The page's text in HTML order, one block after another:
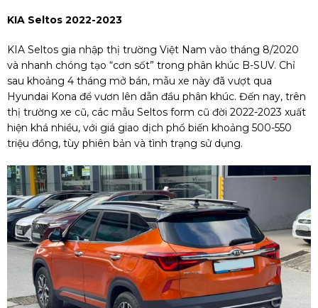
KIA Seltos 2022-2023
KIA Seltos gia nhập thị trường Việt Nam vào tháng 8/2020
và nhanh chóng tạo “cơn sốt” trong phân khúc B-SUV. Chỉ
sau khoảng 4 tháng mở bán, mẫu xe này đã vượt qua
Hyundai Kona để vươn lên dẫn đầu phân khúc. Đến nay, trên
thị trường xe cũ, các mẫu Seltos form cũ đời 2022-2023 xuất
hiện khá nhiều, với giá giao dịch phổ biến khoảng 500-550
triệu đồng, tùy phiên bản và tình trạng sử dụng.